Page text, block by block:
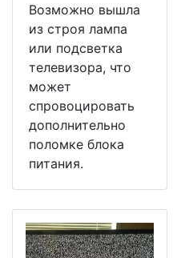
Возможно вышла
из строя лампа
или подсветка
телевизора, что
может
спровоцировать
дополнительно
поломке блока
питания.